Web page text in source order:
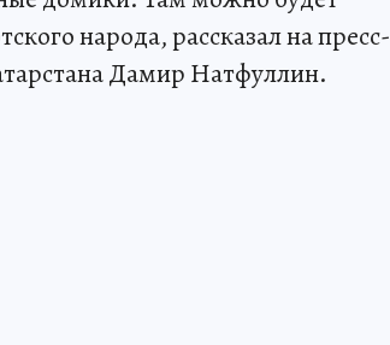
народа, рассказал на пресс-
Дамир Натфуллин.